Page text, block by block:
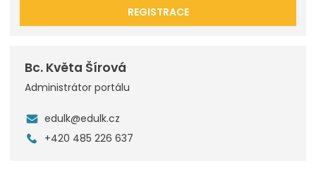
REGISTRACE
Bc. Květa Šírová
Administrátor portálu
edulk@edulk.cz
+420 485 226 637